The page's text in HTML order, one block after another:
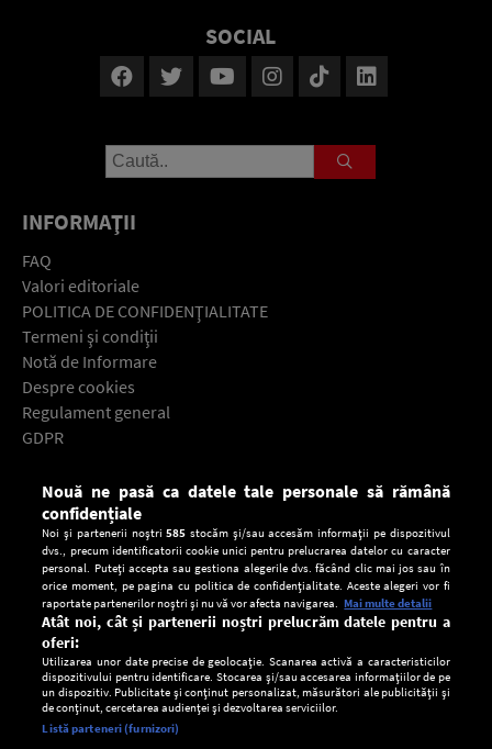
SOCIAL
INFORMAŢII
FAQ
Valori editoriale
POLITICA DE CONFIDENŢIALITATE
Termeni şi condiţii
Notă de Informare
Despre cookies
Regulament general
GDPR
Descarcă gratuit aplicaţia Europa FM pentru smartphone:
Setări:
Nouă ne pasă ca datele tale personale să rămână
confidențiale
Noi și partenerii noștri585 stocăm și/sau accesăm informații pe dispozitivul
dvs., precum identificatorii cookie unici pentru prelucrarea datelor cu caracter
personal. Puteți accepta sau gestiona alegerile dvs. făcând clic mai jos sau în
orice moment, pe pagina cu politica de confidențialitate. Aceste alegeri vor fi
raportate partenerilor noștri și nu vă vor afecta navigarea. Mai multe detalii
Atât noi, cât și partenerii noștri prelucrăm datele pentru a
oferi:
Utilizarea unor date precise de geolocație. Scanarea activă a caracteristicilor
dispozitivului pentru identificare. Stocarea și/sau accesarea informațiilor de pe
un dispozitiv. Publicitate și conținut personalizat, măsurători ale publicității și
de conținut, cercetarea audienței și dezvoltarea serviciilor.
Listă parteneri (furnizori)